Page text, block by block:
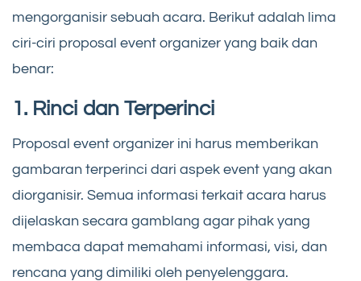
mengorganisir sebuah acara. Berikut adalah lima
ciri-ciri proposal event organizer yang baik dan
benar:
1. Rinci dan Terperinci
Proposal event organizer ini harus memberikan
gambaran terperinci dari aspek event yang akan
diorganisir. Semua informasi terkait acara harus
dijelaskan secara gamblang agar pihak yang
membaca dapat memahami informasi, visi, dan
rencana yang dimiliki oleh penyelenggara.